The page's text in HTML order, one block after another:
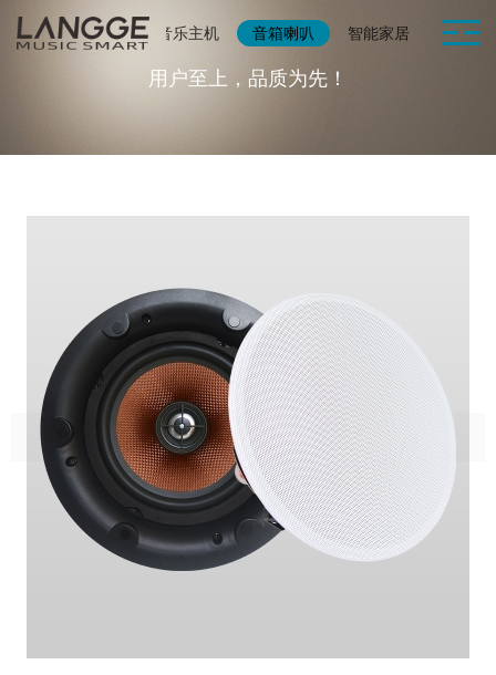
页 产品展示 音乐主机 音箱喇叭 智能家居 辅助配
用户至上，品质为先！